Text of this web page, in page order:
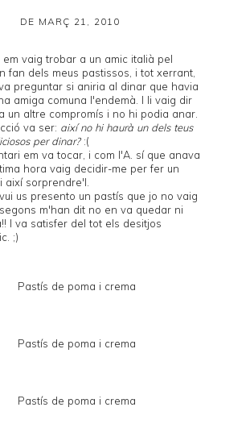
DE MARÇ 21, 2010
em vaig trobar a un amic italià pel
fan dels meus pastissos, i tot xerrant,
preguntar si aniria al dinar que havia
amiga comuna l'endemà. I li vaig dir
un altre compromís i no hi podia anar.
va ser: així no hi haurà un dels teus
per dinar? :(
em va tocar, i com l'A. sí que anava
hora vaig decidir-me per fer un
així sorprendre'l.
us presento un pastís que jo no vaig
m'han dit no en va quedar ni
I va satisfer del tot els desitjos
;)